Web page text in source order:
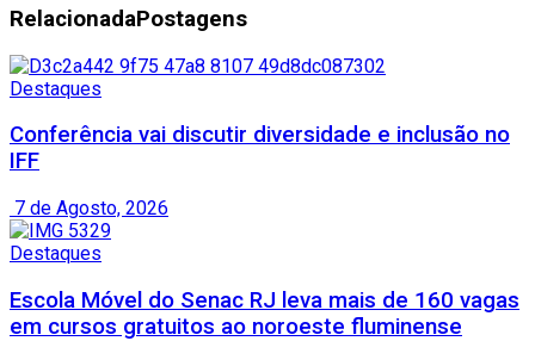
RelacionadaPostagens
Destaques
Conferência vai discutir diversidade e inclusão no
IFF
7 de Agosto, 2026
Destaques
Escola Móvel do Senac RJ leva mais de 160 vagas
em cursos gratuitos ao noroeste fluminense